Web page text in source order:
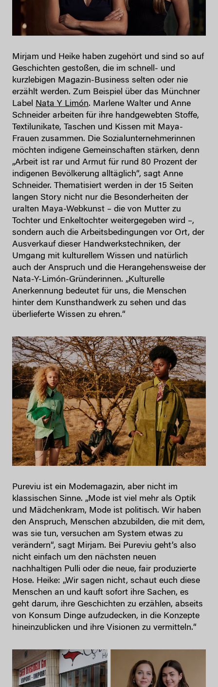
Mirjam und Heike haben zugehört und sind so auf
Geschichten gestoßen, die im schnell- und
kurzlebigen Magazin-Business selten oder nie
erzählt werden. Zum Beispiel über das Münchner
Label Nata Y Limón. Marlene Walter und Anne
Schneider arbeiten für ihre handgewebten Stoffe,
Textilunikate, Taschen und Kissen mit Maya-
Frauen zusammen. Die Sozialunternehmerinnen
möchten indigene Gemeinschaften stärken, denn
„Arbeit ist rar und Armut für rund 80 Prozent der
indigenen Bevölkerung alltäglich“, sagt Anne
Schneider. Thematisiert werden in der 15 Seiten
langen Story nicht nur die Besonderheiten der
uralten Maya-Webkunst – die von Mutter zu
Tochter und Enkeltochter weitergegeben wird –,
sondern auch die Arbeitsbedingungen vor Ort, der
Ausverkauf dieser Handwerkstechniken, der
Umgang mit kulturellem Wissen und natürlich
auch der Anspruch und die Herangehensweise der
Nata-Y-Limón-Gründerinnen. „Kulturelle
Anerkennung bedeutet für uns, die Menschen
hinter dem Kunsthandwerk zu sehen und das
überlieferte Wissen zu ehren.“
Pureviu ist ein Modemagazin, aber nicht im
klassischen Sinne. „Mode ist viel mehr als Optik
und Mädchenkram, Mode ist politisch. Wir haben
den Anspruch, Menschen abzubilden, die mit dem,
was sie tun, versuchen am System etwas zu
verändern“, sagt Mirjam. Bei Pureviu geht’s also
nicht einfach um den nächsten neuen
nachhaltigen Pulli oder die neue, fair produzierte
Hose. Heike: „Wir sagen nicht, schaut euch diese
Menschen an und kauft sofort ihre Sachen, es
geht darum, ihre Geschichten zu erzählen, abseits
von Konsum Dinge aufzudecken, in die Konzepte
hineinzublicken und ihre Visionen zu vermitteln.“